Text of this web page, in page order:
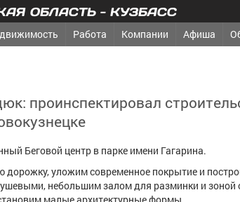
ОБЛАСТЬ - КУЗБАСС
Работа Компании Афиша
проинспектировал
Беговой центр в парке имени Гагарина.
дорожку, уложим современное покрытие и
небольшим залом для разминки и зоной